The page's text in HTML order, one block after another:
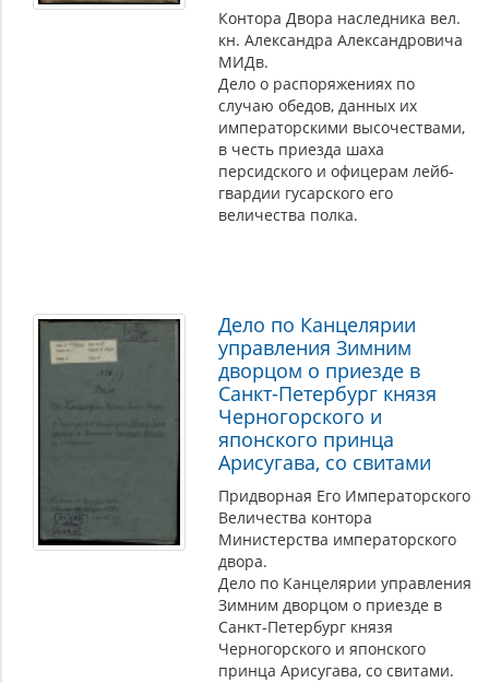
Контора Двора наследника вел.
кн. Александра Александровича
МИДв.
Дело о распоряжениях по
случаю обедов, данных их
императорскими высочествами,
в честь приезда шаха
персидского и офицерам лейб-
гвардии гусарского его
величества полка.
Дело по Канцелярии
управления Зимним
дворцом о приезде в
Санкт-Петербург князя
Черногорского и
японского принца
Арисугава, со свитами
Придворная Его Императорского
Величества контора
Министерства императорского
двора.
Дело по Канцелярии управления
Зимним дворцом о приезде в
Санкт-Петербург князя
Черногорского и японского
принца Арисугава, со свитами.